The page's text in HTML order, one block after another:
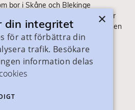
bor i Skåne och Blekinge
Här ser du vilka utbildningar
och antagning går till. Webbplatsen
×
din integritet
för att förbättra din
trafik. Besökare
information delas